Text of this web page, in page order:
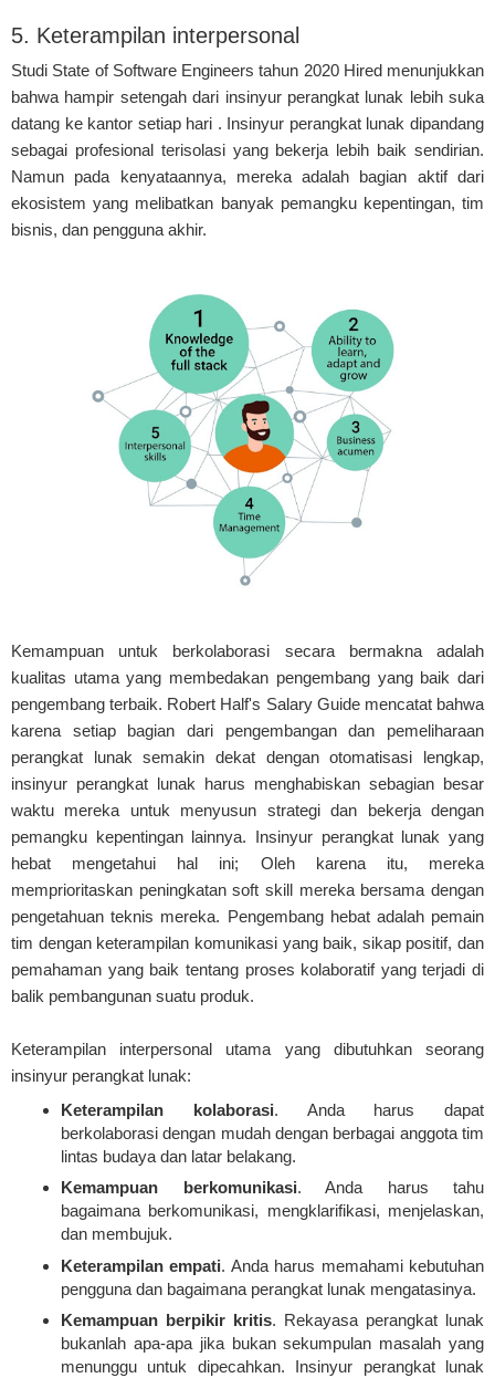
5. Keterampilan interpersonal
Studi State of Software Engineers tahun 2020 Hired menunjukkan
bahwa hampir setengah dari insinyur perangkat lunak lebih suka
datang ke kantor setiap hari . Insinyur perangkat lunak dipandang
sebagai profesional terisolasi yang bekerja lebih baik sendirian.
Namun pada kenyataannya, mereka adalah bagian aktif dari
ekosistem yang melibatkan banyak pemangku kepentingan, tim
bisnis, dan pengguna akhir.
Kemampuan untuk berkolaborasi secara bermakna adalah
kualitas utama yang membedakan pengembang yang baik dari
pengembang terbaik. Robert Half's Salary Guide mencatat bahwa
karena setiap bagian dari pengembangan dan pemeliharaan
perangkat lunak semakin dekat dengan otomatisasi lengkap,
insinyur perangkat lunak harus menghabiskan sebagian besar
waktu mereka untuk menyusun strategi dan bekerja dengan
pemangku kepentingan lainnya. Insinyur perangkat lunak yang
hebat mengetahui hal ini; Oleh karena itu, mereka
memprioritaskan peningkatan soft skill mereka bersama dengan
pengetahuan teknis mereka. Pengembang hebat adalah pemain
tim dengan keterampilan komunikasi yang baik, sikap positif, dan
pemahaman yang baik tentang proses kolaboratif yang terjadi di
balik pembangunan suatu produk.
Keterampilan interpersonal utama yang dibutuhkan seorang
insinyur perangkat lunak:
Keterampilan kolaborasi. Anda harus dapat
berkolaborasi dengan mudah dengan berbagai anggota tim
lintas budaya dan latar belakang.
Kemampuan berkomunikasi. Anda harus tahu
bagaimana berkomunikasi, mengklarifikasi, menjelaskan,
dan membujuk.
Keterampilan empati. Anda harus memahami kebutuhan
pengguna dan bagaimana perangkat lunak mengatasinya.
Kemampuan berpikir kritis. Rekayasa perangkat lunak
bukanlah apa-apa jika bukan sekumpulan masalah yang
menunggu untuk dipecahkan. Insinyur perangkat lunak